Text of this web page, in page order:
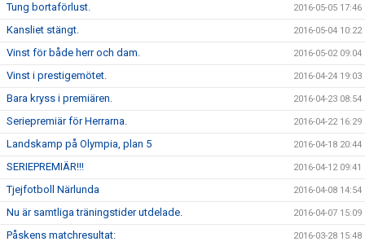
Tung bortaförlust. 2016-05-05 17:46
Kansliet stängt. 2016-05-04 10:22
Vinst för både herr och dam. 2016-05-02 09:04
Vinst i prestigemötet. 2016-04-24 19:03
Bara kryss i premiären. 2016-04-23 08:54
Seriepremiär för Herrarna. 2016-04-22 16:29
Landskamp på Olympia, plan 5 2016-04-18 20:44
SERIEPREMIÄR!!! 2016-04-12 09:41
Tjejfotboll Närlunda 2016-04-08 14:54
Nu är samtliga träningstider utdelade. 2016-04-07 15:09
Påskens matchresultat: 2016-03-28 15:48